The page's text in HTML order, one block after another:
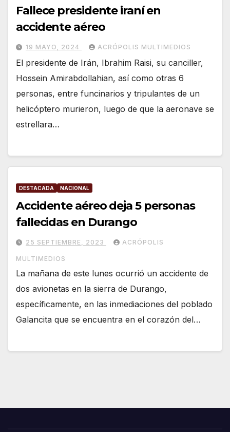
Fallece presidente iraní en
accidente aéreo
19 MAYO, 2024 ACRÓPOLIS MULTIMEDIOS
El presidente de Irán, Ibrahim Raisi, su canciller,
Hossein Amirabdollahian, así como otras 6
personas, entre funcinarios y tripulantes de un
helicóptero murieron, luego de que la aeronave se
estrellara…
DESTACADA NACIONAL
Accidente aéreo deja 5 personas
fallecidas en Durango
25 SEPTIEMBRE, 2023 ACRÓPOLIS
MULTIMEDIOS
La mañana de este lunes ocurrió un accidente de
dos avionetas en la sierra de Durango,
específicamente, en las inmediaciones del poblado
Galancita que se encuentra en el corazón del…